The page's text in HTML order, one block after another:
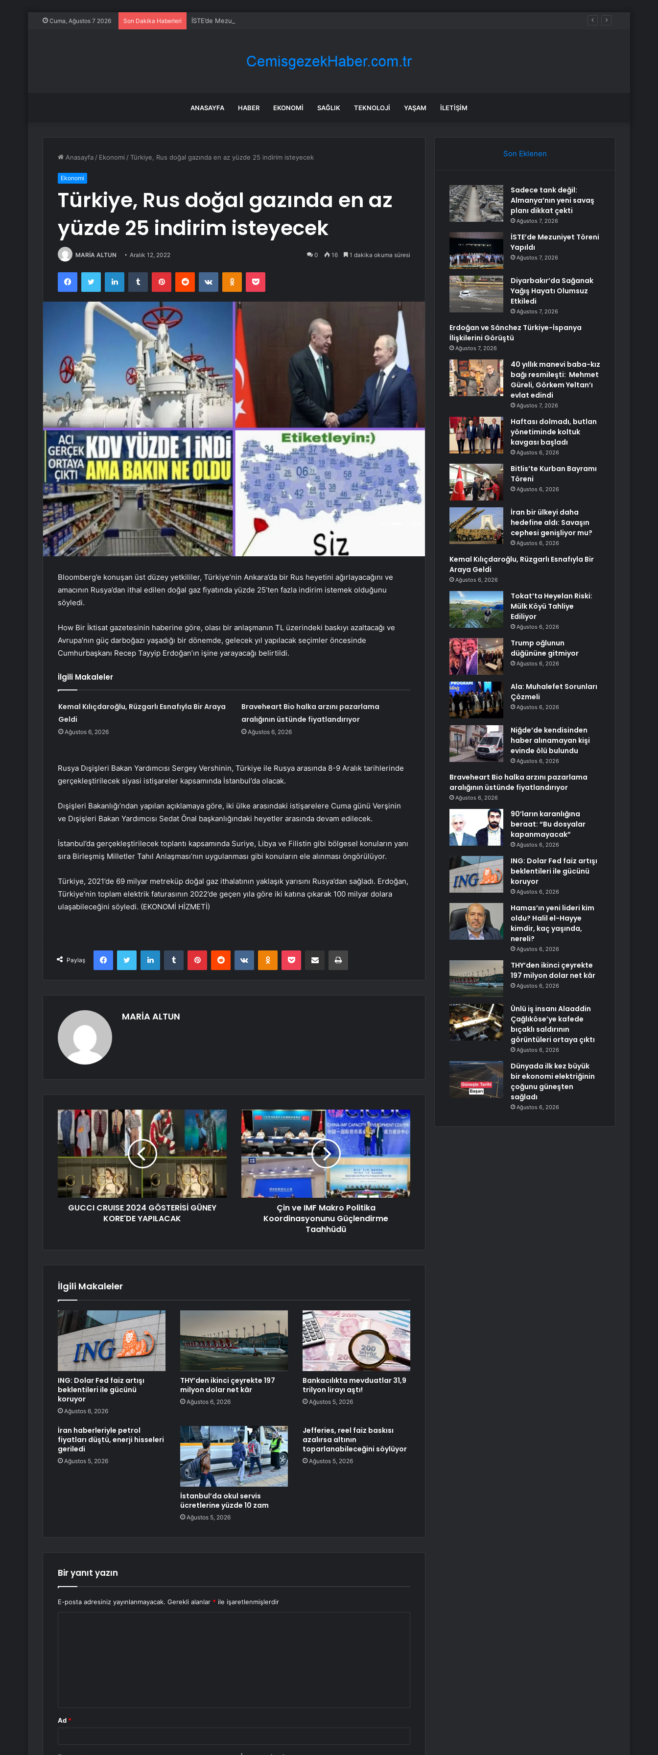
Cuma, Ağustos 7 2026 Son Dakika Haberleri İSTE’de Mezuniyet Töreni Yapıldı
ANASAYFA HABER EKONOMI SAĞLIK TEKNOLOJI YAŞAM İLETIŞIM
Anasayfa / Ekonomi /Türkiye, Rus doğal gazında en az yüzde 25 indirim isteyecek
Ekonomi
Türkiye, Rus doğal gazında en az
yüzde 25 indirim isteyecek
MARİA ALTUN Aralık 12, 2022 0 16 1 dakika okuma süresi
FacebookTwitter LinkedInTumblr PinterestReddit VKontakteOdnoklassniki
Pocket
Bloomberg’e konuşan üst düzey yetkililer, Türkiye’nin Ankara’da bir Rus heyetini ağırlayacağını ve
amacının Rusya’dan ithal edilen doğal gaz fiyatında yüzde 25’ten fazla indirim istemek olduğunu
söyledi.
How Bir İktisat gazetesinin haberine göre, olası bir anlaşmanın TL üzerindeki baskıyı azaltacağı ve
Avrupa’nın güç darboğazı yaşadığı bir dönemde, gelecek yıl yapılacak seçimler öncesinde
Cumhurbaşkanı Recep Tayyip Erdoğan’ın işine yarayacağı belirtildi.
İlgili Makaleler
Kemal Kılıçdaroğlu, Rüzgarlı Esnafıyla Bir Araya
Geldi
Ağustos 6, 2026
Braveheart Bio halka arzını pazarlama
aralığının üstünde fiyatlandırıyor
Ağustos 6, 2026
Rusya Dışişleri Bakan Yardımcısı Sergey Vershinin, Türkiye ile Rusya arasında 8-9 Aralık tarihlerinde
gerçekleştirilecek siyasi istişareler kapsamında İstanbul’da olacak.
Dışişleri Bakanlığı’ndan yapılan açıklamaya göre, iki ülke arasındaki istişarelere Cuma günü Verşinin
ve Dışişleri Bakan Yardımcısı Sedat Önal başkanlığındaki heyetler arasında devam edilecek.
İstanbul’da gerçekleştirilecek toplantı kapsamında Suriye, Libya ve Filistin gibi bölgesel konuların yanı
sıra Birleşmiş Milletler Tahıl Anlaşması’nın uygulanması gibi konuların ele alınması öngörülüyor.
Türkiye, 2021’de 69 milyar metreküp doğal gaz ithalatının yaklaşık yarısını Rusya’dan sağladı. Erdoğan,
Türkiye’nin toplam elektrik faturasının 2022’de geçen yıla göre iki katına çıkarak 100 milyar dolara
ulaşabileceğini söyledi. (EKONOMİ HİZMETİ)
Paylaş
FacebookTwitter LinkedInTumblr PinterestReddit VKontakteOdnoklassniki
Pocket E-Posta ile paylaş Yazdır
MARİA ALTUN
GUCCI CRUISE 2024 GÖSTERİSİ GÜNEY
KORE'DE YAPILACAK
Çin ve IMF Makro Politika
Koordinasyonunu Güçlendirme
Taahhüdü
İlgili Makaleler
ING: Dolar Fed faiz artışı
beklentileri ile gücünü
koruyor
Ağustos 6, 2026
THY’den ikinci çeyrekte 197
milyon dolar net kâr
Ağustos 6, 2026
Bankacılıkta mevduatlar 31,9
trilyon lirayı aştı!
Ağustos 5, 2026
İran haberleriyle petrol
fiyatları düştü, enerji hisseleri
geriledi
Ağustos 5, 2026
İstanbul’da okul servis
ücretlerine yüzde 10 zam
Ağustos 5, 2026
Jefferies, reel faiz baskısı
azalırsa altının
toparlanabileceğini söylüyor
Ağustos 5, 2026
Bir yanıt yazın
E-posta adresiniz yayınlanmayacak. Gerekli alanlar * ile işaretlenmişlerdir
Ad *
Son Eklenen
Sadece tank değil:
Almanya’nın yeni savaş
planı dikkat çekti
Ağustos 7, 2026
İSTE’de Mezuniyet Töreni
Yapıldı
Ağustos 7, 2026
Diyarbakır’da Sağanak
Yağış Hayatı Olumsuz
Etkiledi
Ağustos 7, 2026
Erdoğan ve Sánchez Türkiye-İspanya
İlişkilerini Görüştü
Ağustos 7, 2026
40 yıllık manevi baba-kız
bağı resmileşti: Mehmet
Güreli, Görkem Yeltan’ı
evlat edindi
Ağustos 7, 2026
Haftası dolmadı, butlan
yönetiminde koltuk
kavgası başladı
Ağustos 6, 2026
Bitlis’te Kurban Bayramı
Töreni
Ağustos 6, 2026
İran bir ülkeyi daha
hedefine aldı: Savaşın
cephesi genişliyor mu?
Ağustos 6, 2026
Kemal Kılıçdaroğlu, Rüzgarlı Esnafıyla Bir
Araya Geldi
Ağustos 6, 2026
Tokat’ta Heyelan Riski:
Mülk Köyü Tahliye
Ediliyor
Ağustos 6, 2026
Trump oğlunun
düğününe gitmiyor
Ağustos 6, 2026
Ala: Muhalefet Sorunları
Çözmeli
Ağustos 6, 2026
Niğde’de kendisinden
haber alınamayan kişi
evinde ölü bulundu
Ağustos 6, 2026
Braveheart Bio halka arzını pazarlama
aralığının üstünde fiyatlandırıyor
Ağustos 6, 2026
90’ların karanlığına
beraat: “Bu dosyalar
kapanmayacak”
Ağustos 6, 2026
ING: Dolar Fed faiz artışı
beklentileri ile gücünü
koruyor
Ağustos 6, 2026
Hamas’ın yeni lideri kim
oldu? Halil el-Hayye
kimdir, kaç yaşında,
nereli?
Ağustos 6, 2026
THY’den ikinci çeyrekte
197 milyon dolar net kâr
Ağustos 6, 2026
Ünlü iş insanı Alaaddin
Çağlıköse’ye kafede
bıçaklı saldırının
görüntüleri ortaya çıktı
Ağustos 6, 2026
Dünyada ilk kez büyük
bir ekonomi elektriğinin
çoğunu güneşten
sağladı
Ağustos 6, 2026